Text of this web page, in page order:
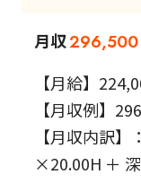
月収296,500
【月給】
【月収例】
【月収内訳
×20.00H ＋